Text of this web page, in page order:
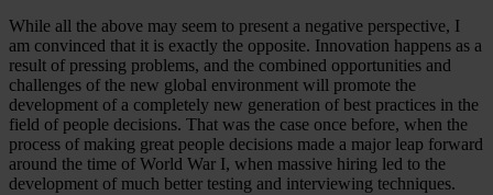
While all the above may seem to present a negative perspective, I
am convinced that it is exactly the opposite. Innovation happens as a
result of pressing problems, and the combined opportunities and
challenges of the new global environment will promote the
development of a completely new generation of best practices in the
field of people decisions. That was the case once before, when the
process of making great people decisions made a major leap forward
around the time of World War I, when massive hiring led to the
development of much better testing and interviewing techniques.